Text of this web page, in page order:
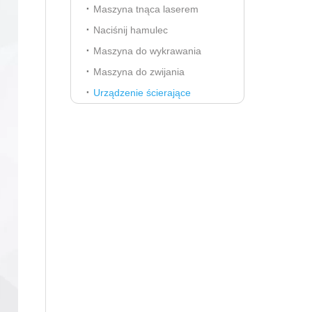
Maszyna tnąca laserem
Naciśnij hamulec
Maszyna do wykrawania
Maszyna do zwijania
Urządzenie ścierające